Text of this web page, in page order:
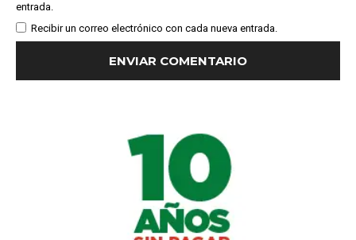
entrada.
Recibir un correo electrónico con cada nueva entrada.